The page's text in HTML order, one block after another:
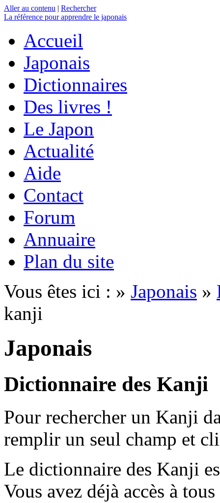
Aller au contenu | Rechercher
La référence pour apprendre le japonais
Accueil
Japonais
Dictionnaires
Des livres !
Le Japon
Actualité
Aide
Contact
Forum
Annuaire
Plan du site
Vous êtes ici : » Japonais »
kanji
Japonais
Dictionnaire des Kanji
Pour rechercher un Kanji
remplir un seul champ et
Le dictionnaire des Kanji
Vous avez déjà accès à